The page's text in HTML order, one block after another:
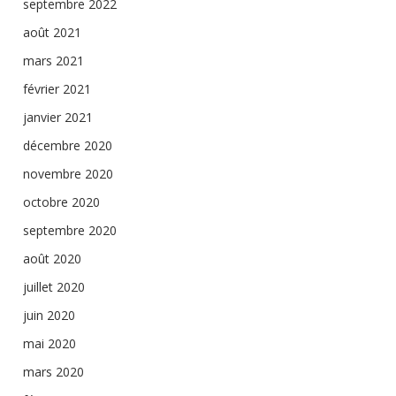
septembre 2022
août 2021
mars 2021
février 2021
janvier 2021
décembre 2020
novembre 2020
octobre 2020
septembre 2020
août 2020
juillet 2020
juin 2020
mai 2020
mars 2020